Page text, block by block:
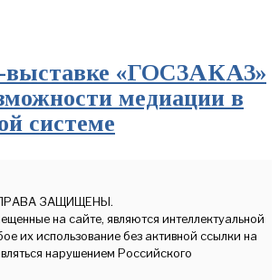
выставке «ГОСЗАКАЗ»
медиации в
системе
ЗАЩИЩЕНЫ.
на сайте, являются интеллектуальной
их использование без активной ссылки на
нарушением Российского